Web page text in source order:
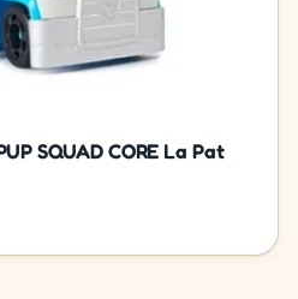
SQUAD CORE La Pat